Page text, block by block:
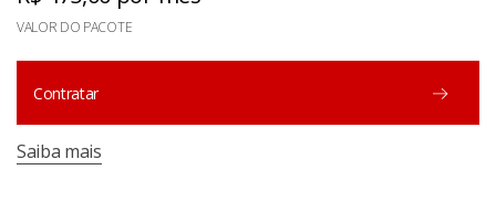
VALOR DO PACOTE
Contratar
Saiba mais